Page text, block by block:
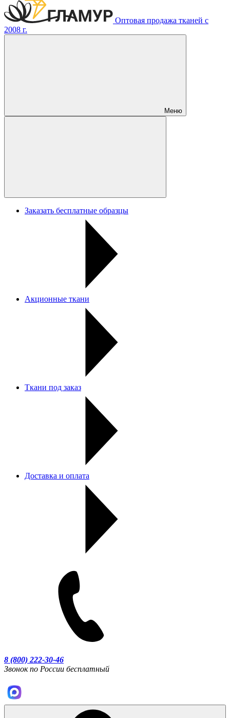
Оптовая продажа тканей с
2008 г.
Меню
Заказать бесплатные образцы
Акционные ткани
Ткани под заказ
Доставка и оплата
8 (800) 222-30-46
Звонок по России бесплатный